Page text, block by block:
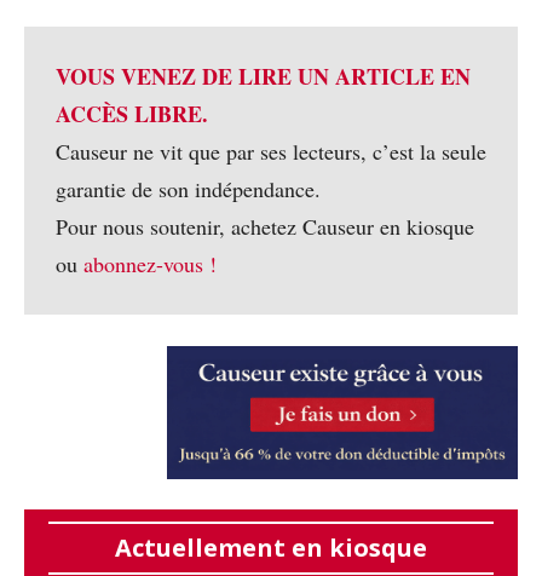
VOUS VENEZ DE LIRE UN ARTICLE EN
ACCÈS LIBRE.
Causeur ne vit que par ses lecteurs, c’est la seule
garantie de son indépendance.
Pour nous soutenir, achetez Causeur en kiosque
ou abonnez-vous !
Actuellement en kiosque